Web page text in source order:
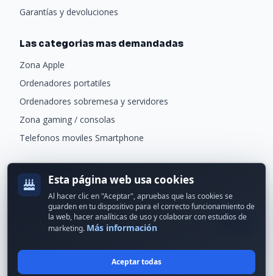
Garantías y devoluciones
Las categorias mas demandadas
Zona Apple
Ordenadores portatiles
Ordenadores sobremesa y servidores
Zona gaming / consolas
Telefonos moviles Smartphone
Recibe ofertas exclusivas y novedades.
Esta página web usa cookies
Al hacer clic en "Aceptar", apruebas que las cookies se
guarden en tu dispositivo para el correcto funcionamiento de
la web, hacer analíticas de uso y colaborar con estudios de
marketing. Más información
Aceptar todas